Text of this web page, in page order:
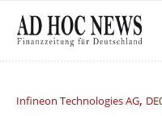
Infineon Technologies AG,